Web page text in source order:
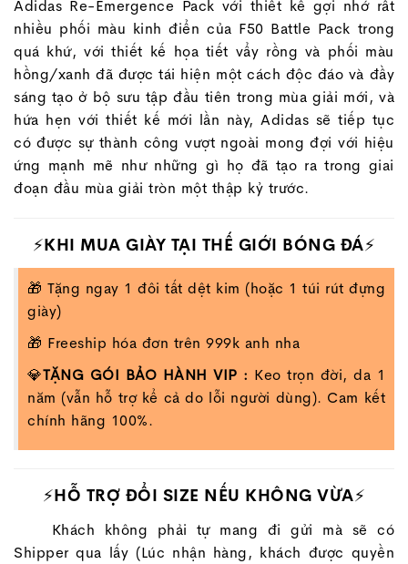
Adidas Re-Emergence Pack với thiết kế gợi nhớ rất
nhiều phối màu kinh điển của F50 Battle Pack trong
quá khứ, với thiết kế họa tiết vẩy rồng và phối màu
hồng/xanh đã được tái hiện một cách độc đáo và đầy
sáng tạo ở bộ sưu tập đầu tiên trong mùa giải mới, và
hứa hẹn với thiết kế mới lần này, Adidas sẽ tiếp tục
có được sự thành công vượt ngoài mong đợi với hiệu
ứng mạnh mẽ như những gì họ đã tạo ra trong giai
đoạn đầu mùa giải tròn một thập kỷ trước.
⚡KHI MUA GIÀY TẠI THẾ GIỚI BÓNG ĐÁ⚡
🎁 Tặng ngay 1 đôi tất dệt kim (hoặc 1 túi rút đựng
giày)
🎁 Freeship hóa đơn trên 999k anh nha
💎TẶNG GÓI BẢO HÀNH VIP : Keo trọn đời, da 1
năm (vẫn hỗ trợ kể cả do lỗi người dùng). Cam kết
chính hãng 100%.
⚡HỖ TRỢ ĐỔI SIZE NẾU KHÔNG VỪA⚡
Khách không phải tự mang đi gửi mà sẽ có
Shipper qua lấy (Lúc nhận hàng, khách được quyền